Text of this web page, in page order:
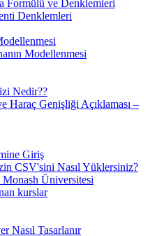
Formülü ve Denklemleri
Denklemleri
Modellenmesi
Nedir??
Haraç Genişliği Açıklaması –
Giriş
CSV'sini Nasıl Yüklersiniz?
Üniversitesi
kurslar
Nasıl Tasarlanır